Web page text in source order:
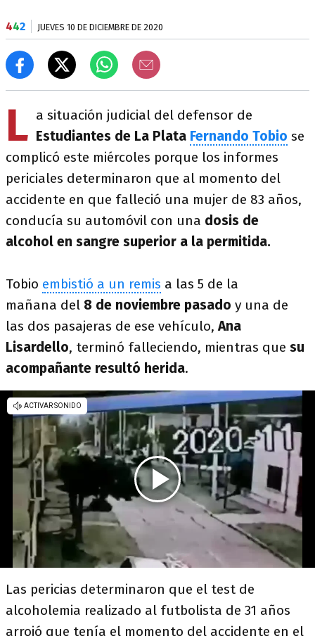
442 JUEVES 10 DE DICIEMBRE DE 2020
L a situación judicial del defensor de
Estudiantes de La Plata Fernando Tobio se
complicó este miércoles porque los informes
periciales determinaron que al momento del
accidente en que falleció una mujer de 83 años,
conducía su automóvil con una dosis de
alcohol en sangre superior a la permitida.
Tobio embistió a un remis a las 5 de la
mañana del 8 de noviembre pasado y una de
las dos pasajeras de ese vehículo,Ana
Lisardello, terminó falleciendo, mientras que su
acompañante resultó herida.
Las pericias determinaron que el test de
alcoholemia realizado al futbolista de 31 años
arrojó que tenía el momento del accidente en el